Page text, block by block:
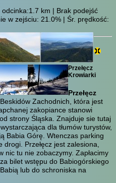
odcinka:1.7 km | Brak podejść
w zejściu: 21.0% | Śr. prędkość:
Przełęcz
Krowiarki
Przełęcz
Zachodnich, która jest
zakopiance stanowi
strony Śląska. Znajduje sie tutaj
dla tłumów turystów,
Babia Górę. Wtenczas parking
Przełęcz jest zalesiona,
nic tu nie zobaczymy. Zapłacimy
bilet wstępu do Babiogórskiego
lub do schroniska na